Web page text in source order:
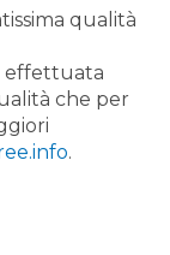
qualità
effettuata
che per
.